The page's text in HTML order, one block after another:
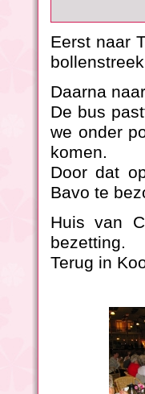
Eerst naar
Daarna
De bus
we onder
komen.
Door dat
Bavo te
Huis van
bezetting.
Terug in